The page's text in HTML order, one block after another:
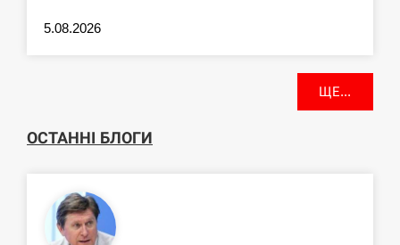
5.08.2026
ЩЕ...
ОСТАННІ БЛОГИ